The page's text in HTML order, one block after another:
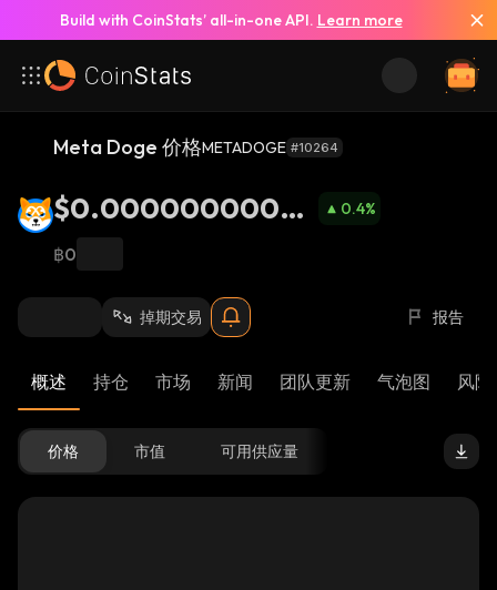
Build with CoinStats’ all-in-one API. Learn more
Meta Doge 价格METADOGE #10264
$0.00000000001
53
0.4%
฿0
掉期交易 报告
概述 持仓 市场 新闻 团队更新 气泡图 风险
价格 市值 可用供应量